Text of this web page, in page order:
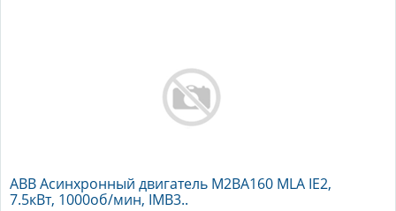
ABB Асинхронный двигатель M2BA160 MLA IE2,
7.5кВт, 1000об/мин, IMB3..